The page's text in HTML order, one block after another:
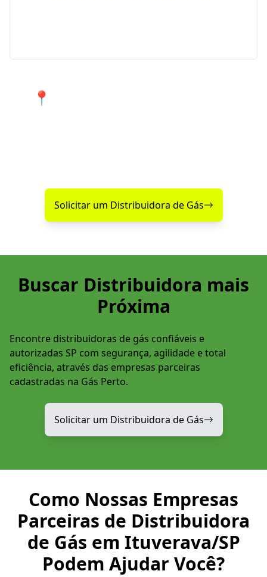
📍 Atendimento 24 horas nos
Solicitar um Distribuidora de Gás
Buscar Distribuidora mais
Próxima
Encontre distribuidoras de gás confiáveis e
autorizadas SP com segurança, agilidade e total
eficiência, através das empresas parceiras
cadastradas na Gás Perto.
Solicitar um Distribuidora de Gás
Como Nossas Empresas
Parceiras de Distribuidora
de Gás em Ituverava/SP
Podem Ajudar Você?